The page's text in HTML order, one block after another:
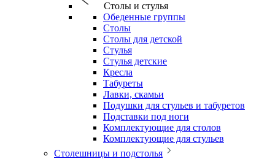
Столы и стулья
Обеденные группы
Столы
Столы для детской
Стулья
Стулья детские
Кресла
Табуреты
Лавки, скамьи
Подушки для стульев и табуретов
Подставки под ноги
Комплектующие для столов
Комплектующие для стульев
Столешницы и подстолья